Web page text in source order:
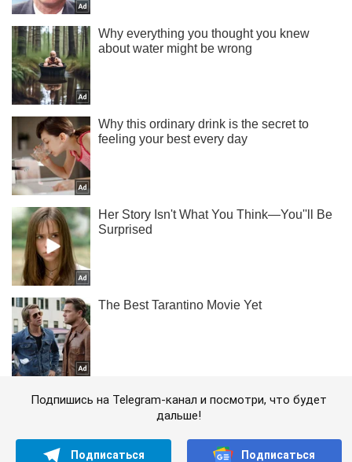
Подпишись на Telegram-канал и посмотри, что будет
дальше!
Подписаться Подписаться